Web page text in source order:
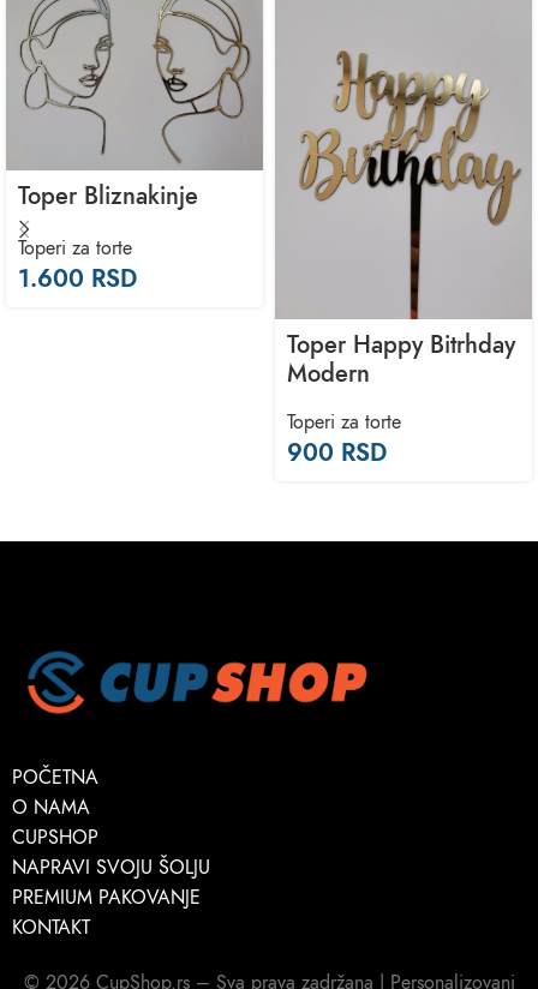
Toper Bliznakinje
Toperi za torte
1.600 RSD
Toper Happy Bitrhday
Modern
Toperi za torte
900 RSD
POČETNA
O NAMA
CUPSHOP
NAPRAVI SVOJU ŠOLJU
PREMIUM PAKOVANJE
KONTAKT
© 2026 CupShop.rs – Sva prava zadržana | Personalizovani